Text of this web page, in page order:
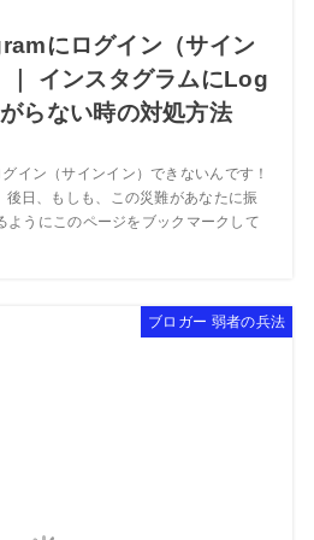
にログイン（サイン
｜ インスタグラムにLog
らない時の対処方法
イン（サインイン）できないんです！
後日、もしも、この災難があなたに振
ようにこのページをブックマークして
ブロガー 弱者の兵法